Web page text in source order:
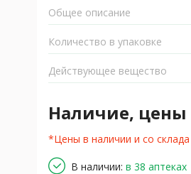
Общее описание
Количество в упаковке
Действующее вещество
Наличие, цены
*Цены в наличии и со
В наличии: в 38 аптеках